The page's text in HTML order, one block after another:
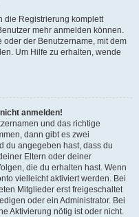
die Registrierung komplett
mehr anmelden können.
oder der Benutzername, mit dem
Um Hilfe zu erhalten, wende
anmelden!
und das richtige
dann gibt es zwei
du angegeben hast, dass du
Eltern oder deiner
die du erhalten hast. Wenn
vielleicht aktiviert werden. Bei
Mitglieder erst freigeschaltet
oder ein Administrator. Bei
Aktivierung nötig ist oder nicht.